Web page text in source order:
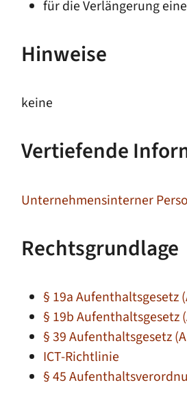
für die Verlängerung
Hinweise
keine
Vertiefende
Unternehmensinterner
Rechtsgrundlage
§ 19a
§ 19b Aufenthaltsgesetz
§ 39 Aufenthaltsgesetz
ICT-Richtlinie
§ 45